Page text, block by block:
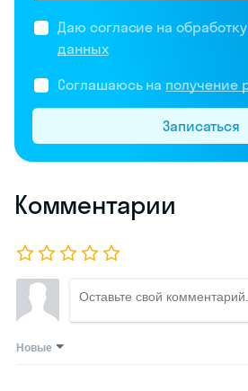
Даю согласие на обработку
данных
Соглашаюсь на получение
Записаться
Комментарии
Новые